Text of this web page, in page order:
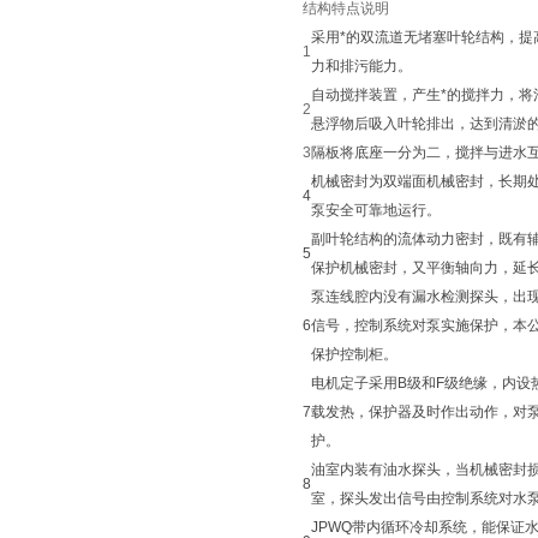
结构特点说明
1
采用*的双流道无堵塞叶轮结构，
力和排污能力。
2
自动搅拌装置，产生*的搅拌力，
悬浮物后吸入叶轮排出，达到清淤
3隔板将底座一分为二，搅拌与进水
4
机械密封为双端面机械密封，长期
泵安全可靠地运行。
5
副叶轮结构的流体动力密封，既有
保护机械密封，又平衡轴向力，延
6
泵连线腔内没有漏水检测探头，出
信号，控制系统对泵实施保护，本
保护控制柜。
7
电机定子采用B级和F级绝缘，内设
载发热，保护器及时作出动作，对
护。
8
油室内装有油水探头，当机械密封
室，探头发出信号由控制系统对水
JPWQ带内循环冷却系统，能保证